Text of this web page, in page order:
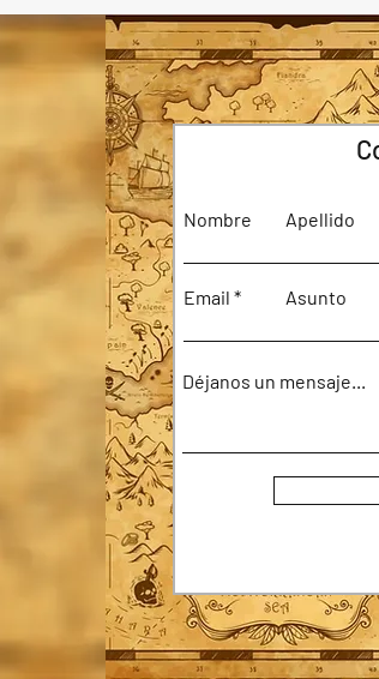
Nombre Apellido
Email Asunto
Déjanos un mensaje...